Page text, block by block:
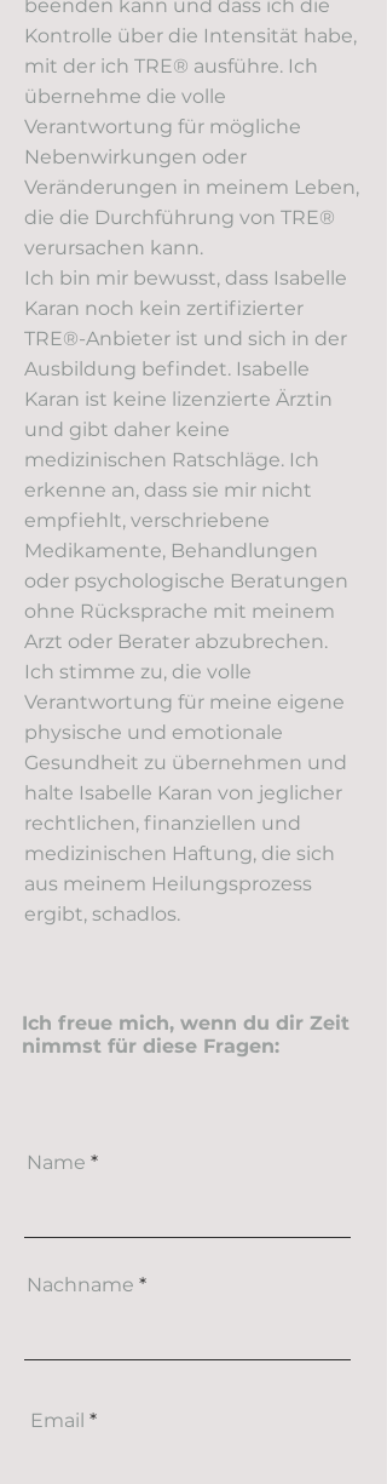
beenden kann und dass ich die
Kontrolle über die Intensität habe,
mit der ich TRE® ausführe. Ich
übernehme die volle
Verantwortung für mögliche
Nebenwirkungen oder
Veränderungen in meinem Leben,
die die Durchführung von TRE®
verursachen kann.
Ich bin mir bewusst, dass Isabelle
Karan noch kein zertifizierter
TRE®-Anbieter ist und sich in der
Ausbildung befindet. Isabelle
Karan ist keine lizenzierte Ärztin
und gibt daher keine
medizinischen Ratschläge. Ich
erkenne an, dass sie mir nicht
empfiehlt, verschriebene
Medikamente, Behandlungen
oder psychologische Beratungen
ohne Rücksprache mit meinem
Arzt oder Berater abzubrechen.
Ich stimme zu, die volle
Verantwortung für meine eigene
physische und emotionale
Gesundheit zu übernehmen und
halte Isabelle Karan von jeglicher
rechtlichen, finanziellen und
medizinischen Haftung, die sich
aus meinem Heilungsprozess
ergibt, schadlos.
Ich freue mich, wenn du dir Zeit
nimmst für diese Fragen:
Name
Nachname
Email